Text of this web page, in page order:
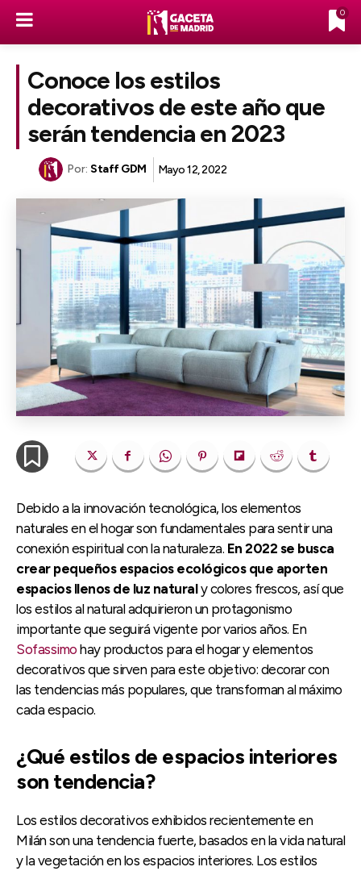
0
Conoce los estilos
decorativos de este año que
serán tendencia en 2023
Por: Staff GDM Mayo 12, 2022
Debido a la innovación tecnológica, los elementos
naturales en el hogar son fundamentales para sentir una
conexión espiritual con la naturaleza. En 2022 se busca
crear pequeños espacios ecológicos que aporten
espacios llenos de luz naturaly colores frescos, así que
los estilos al natural adquirieron un protagonismo
importante que seguirá vigente por varios años. En
Sofassimo hay productos para el hogar y elementos
decorativos que sirven para este objetivo: decorar con
las tendencias más populares, que transforman al máximo
cada espacio.
¿Qué estilos de espacios interiores
son tendencia?
Los estilos decorativos exhibidos recientemente en
Milán son una tendencia fuerte, basados en la vida natural
y la vegetación en los espacios interiores. Los estilos